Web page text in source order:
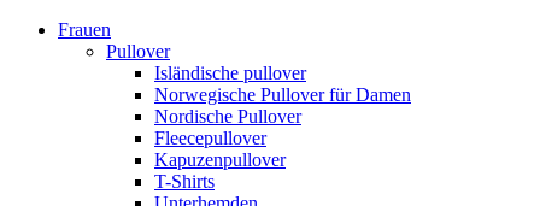
Frauen
Pullover
Isländische pullover
Norwegische Pullover für Damen
Nordische Pullover
Fleecepullover
Kapuzenpullover
T-Shirts